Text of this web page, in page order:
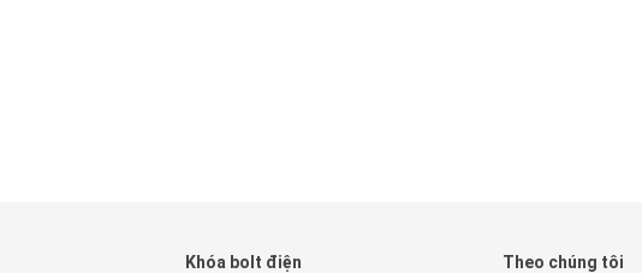
Khóa bolt điện Theo chúng tôi